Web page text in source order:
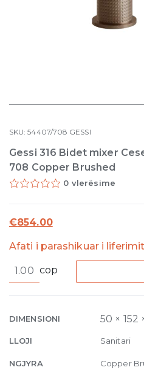
SKU:54407/708 GESSI
Gessi 316 Bidet mixer
708 Copper Brushed
0 vlerësime
€854.00
Afati i parashikuar i
316
Cesello,
pop-
up
cop
DIMENSIONI 50 × 152
LLOJI Sanitari
NGJYRA Copper